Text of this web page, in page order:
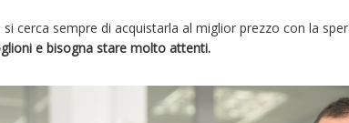
si cerca sempre di acquistarla al miglior prezzo con la
e bisogna stare molto attenti.